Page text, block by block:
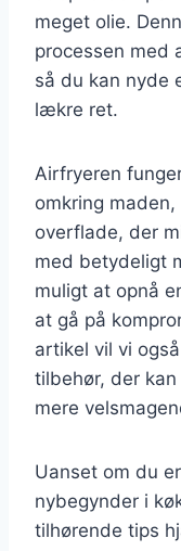
meget olie.
processen med
så du kan nyde
lækre ret.
Airfryeren
omkring
overflade, der
med betydeligt
muligt at opnå
at gå på
artikel vil vi
tilbehør, der
mere
Uanset om du
nybegynder i
tilhørende tips